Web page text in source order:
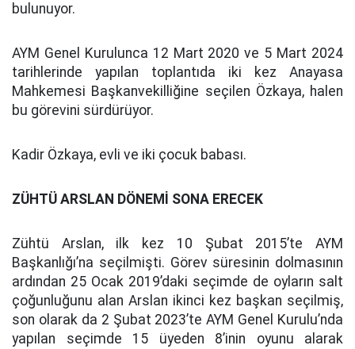
bulunuyor.
AYM Genel Kurulunca 12 Mart 2020 ve 5 Mart 2024
tarihlerinde yapılan toplantıda iki kez Anayasa
Mahkemesi Başkanvekilliğine seçilen Özkaya, halen
bu görevini sürdürüyor.
Kadir Özkaya, evli ve iki çocuk babası.
ZÜHTÜ ARSLAN DÖNEMİ SONA ERECEK
Zühtü Arslan, ilk kez 10 Şubat 2015’te AYM
Başkanlığı’na seçilmişti. Görev süresinin dolmasının
ardından 25 Ocak 2019’daki seçimde de oyların salt
çoğunluğunu alan Arslan ikinci kez başkan seçilmiş,
son olarak da 2 Şubat 2023’te AYM Genel Kurulu’nda
yapılan seçimde 15 üyeden 8’inin oyunu alarak